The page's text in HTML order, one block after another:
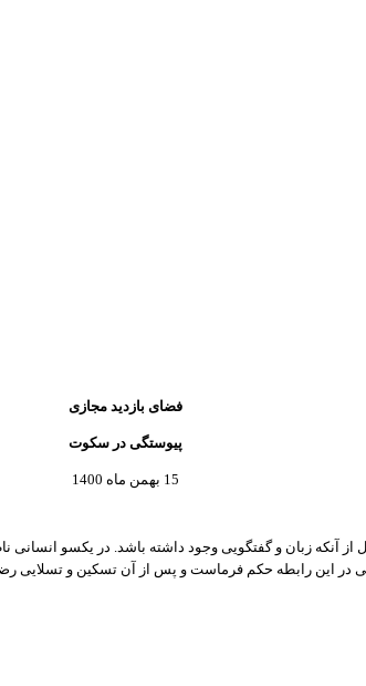
فضای بازدید مجازی
پیوستگی در سکوت
15 بهمن ماه 1400
آنکه زبان و گفتگویی وجود داشته باشد. در یکسو انسانی
این رابطه حکم فرماست و پس از آن تسکین و تسلایی